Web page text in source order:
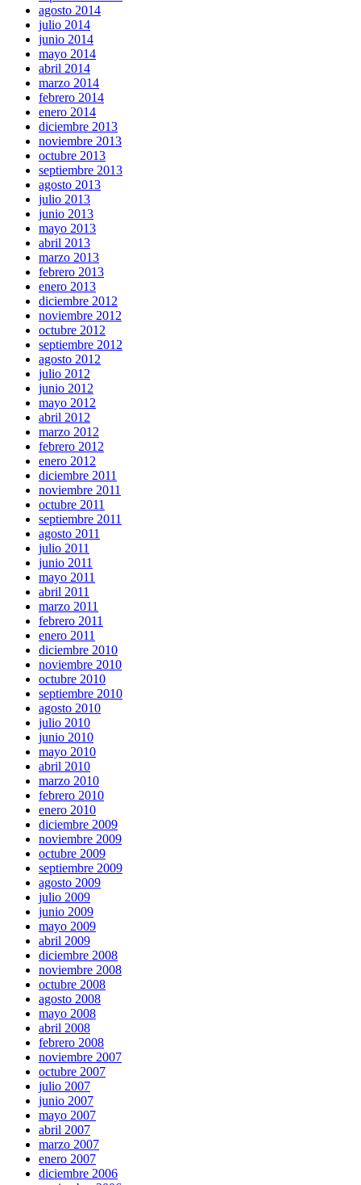
agosto 2014
julio 2014
junio 2014
mayo 2014
abril 2014
marzo 2014
febrero 2014
enero 2014
diciembre 2013
noviembre 2013
octubre 2013
septiembre 2013
agosto 2013
julio 2013
junio 2013
mayo 2013
abril 2013
marzo 2013
febrero 2013
enero 2013
diciembre 2012
noviembre 2012
octubre 2012
septiembre 2012
agosto 2012
julio 2012
junio 2012
mayo 2012
abril 2012
marzo 2012
febrero 2012
enero 2012
diciembre 2011
noviembre 2011
octubre 2011
septiembre 2011
agosto 2011
julio 2011
junio 2011
mayo 2011
abril 2011
marzo 2011
febrero 2011
enero 2011
diciembre 2010
noviembre 2010
octubre 2010
septiembre 2010
agosto 2010
julio 2010
junio 2010
mayo 2010
abril 2010
marzo 2010
febrero 2010
enero 2010
diciembre 2009
noviembre 2009
octubre 2009
septiembre 2009
agosto 2009
julio 2009
junio 2009
mayo 2009
abril 2009
diciembre 2008
noviembre 2008
octubre 2008
agosto 2008
mayo 2008
abril 2008
febrero 2008
noviembre 2007
octubre 2007
julio 2007
junio 2007
mayo 2007
abril 2007
marzo 2007
enero 2007
diciembre 2006